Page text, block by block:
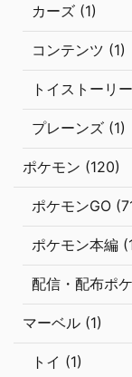
カーズ (1)
コンテンツ (1)
トイストーリ
プレーンズ (1)
ポケモン (120)
ポケモンGO
ポケモン本編
配信・配布ポ
マーベル (1)
トイ (1)